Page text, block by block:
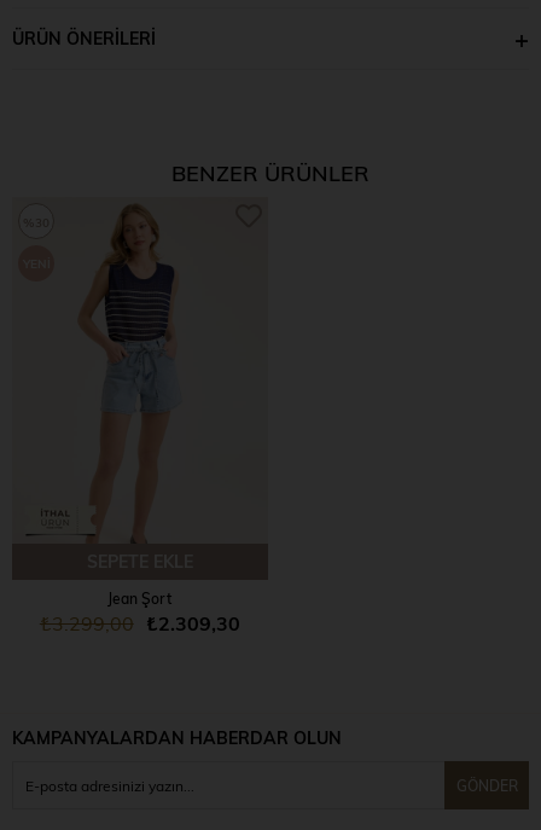
ÜRÜN ÖNERILERI
BENZER ÜRÜNLER
Jean Şort
₺2.309,30
₺3.299,00
KAMPANYALARDAN HABERDAR OLUN
GÖNDER